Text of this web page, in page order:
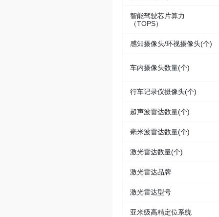
智能驾驶芯片算力
（TOPS）
感知摄像头/环视摄像头(个)
车内摄像头数量(个)
行车记录仪摄像头(个)
超声波雷达数量(个)
毫米波雷达数量(个)
激光雷达数量(个)
激光雷达品牌
激光雷达型号
亚米级高精定位系统